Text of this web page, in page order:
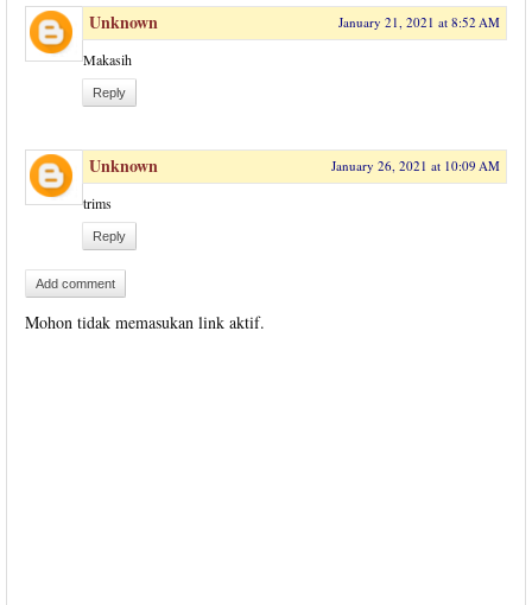
Unknown January 21, 2021 at 8:52 AM
Makasih
Reply
Unknown January 26, 2021 at 10:09 AM
trims
Reply
Add comment
Mohon tidak memasukan link aktif.